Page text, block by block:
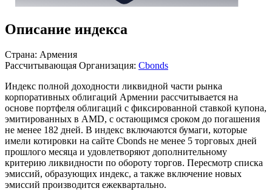
Описание индекса
Страна: Армения
Рассчитывающая Организация: Cbonds
Индекс полной доходности ликвидной части рынка
корпоративных облигаций Армении рассчитывается на
основе портфеля облигаций с фиксированной ставкой купона,
эмитированных в AMD, с остающимся сроком до погашения
не менее 182 дней. В индекс включаются бумаги, которые
имели котировки на сайте Cbonds не менее 5 торговых дней
прошлого месяца и удовлетворяют дополнительному
критерию ликвидности по обороту торгов. Пересмотр списка
эмиссий, образующих индекс, а также включение новых
эмиссий производится ежеквартально.